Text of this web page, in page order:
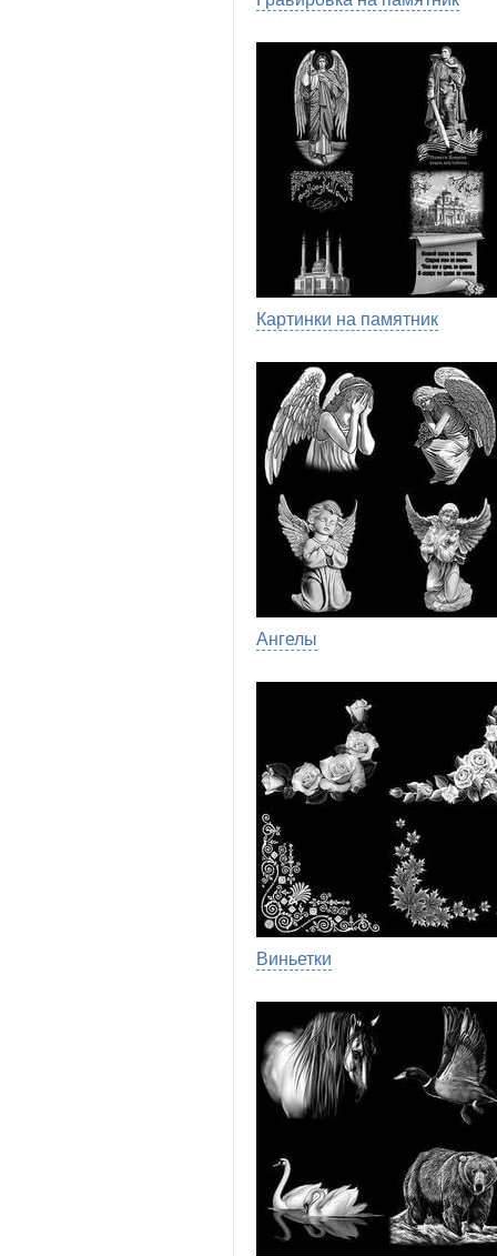
Картинки на памятник
Ангелы
Виньетки